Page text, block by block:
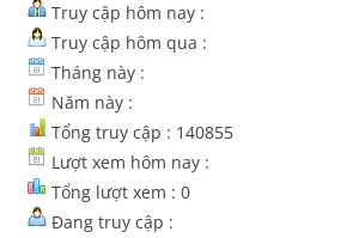
Truy cập hôm nay :
Truy cập hôm qua :
Tháng này :
Năm này :
Tổng truy cập : 140855
Lượt xem hôm nay :
Tổng lượt xem : 0
Đang truy cập :